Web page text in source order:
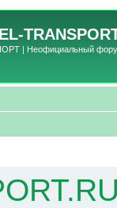
| Неофициальный форум